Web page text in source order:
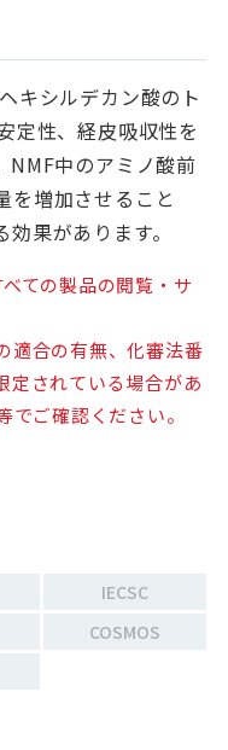
キシルデカン酸のト
定性、経皮吸収性を
NMF中のアミノ酸前
を増加させること
果があります。
ての製品の閲覧・サ
適合の有無、化審法番
定されている場合があ
でご確認ください。
IECSC
COSMOS